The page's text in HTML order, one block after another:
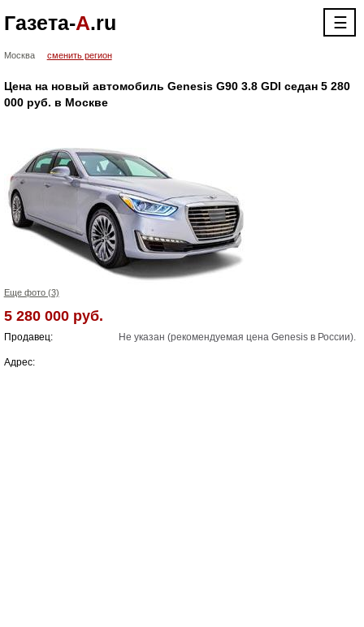
Газета-А.ru ☰
Москва сменить регион
Цена на новый автомобиль Genesis G90 3.8 GDI cедан 5 280
000 руб. в Москве
Еще фото (3)
5 280 000 руб.
Продавец: Не указан (рекомендуемая цена Genesis в России).
Адрес: